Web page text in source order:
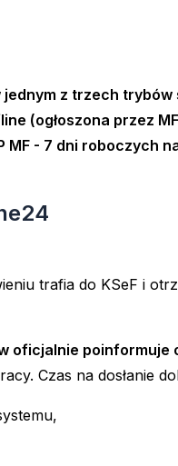
jednym z trzech
(ogłoszona przez
- 7 dni roboczych
trafia do KSeF i
oficjalnie poinformuje
Czas na dosłanie